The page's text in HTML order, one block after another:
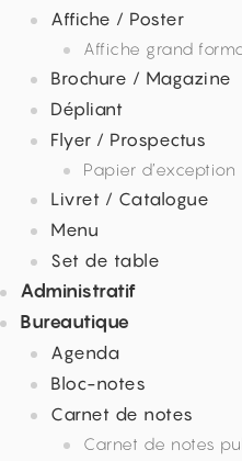
Affiche / Poster
Affiche grand
Brochure / Magazine
Dépliant
Flyer / Prospectus
Papier d’exception
Livret / Catalogue
Menu
Set de table
Administratif
Bureautique
Agenda
Bloc-notes
Carnet de notes
Carnet de notes